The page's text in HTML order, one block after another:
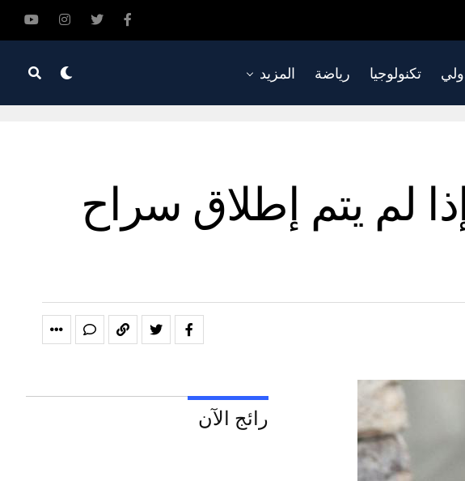
تكنولوجيا رياضة المزيد
لم يتم إطلاق سراح
رائج الآن